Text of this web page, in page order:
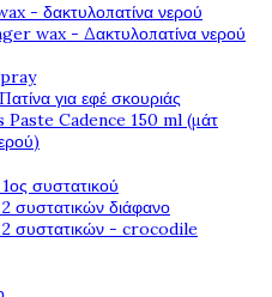
- δακτυλοπατίνα νερού
wax - Δακτυλοπατίνα νερού
για εφέ σκουριάς
Cadence 150 ml (μάτ
συστατικού
συστατικών διάφανο
2 συστατικών - crocodile